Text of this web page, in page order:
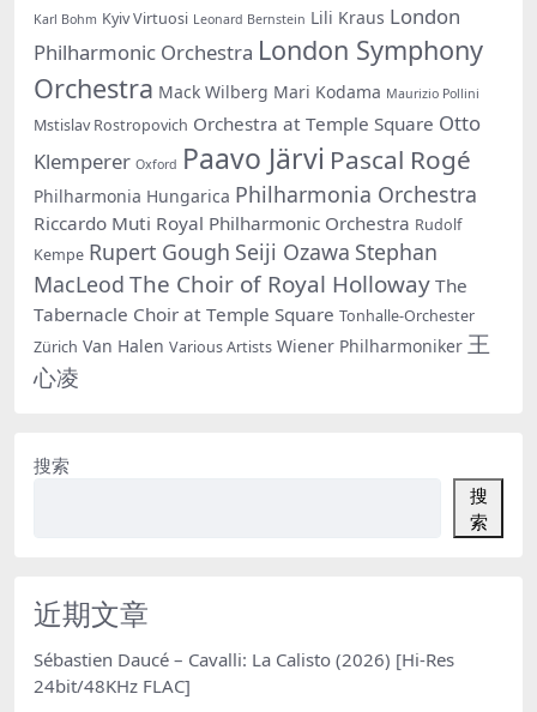
Karl Bohm Kyiv Virtuosi Leonard Bernstein Lili Kraus London
Philharmonic Orchestra London Symphony
Orchestra Mack Wilberg Mari Kodama Maurizio Pollini
Mstislav Rostropovich Orchestra at Temple Square Otto
Klemperer Oxford Paavo Järvi Pascal Rogé
Philharmonia Hungarica Philharmonia Orchestra
Riccardo Muti Royal Philharmonic Orchestra Rudolf
Kempe Rupert Gough Seiji Ozawa Stephan
MacLeod The Choir of Royal Holloway The
Tabernacle Choir at Temple Square Tonhalle-Orchester
Zürich Van Halen Various Artists Wiener Philharmoniker 王
心凌
搜索
搜
索
近期文章
Sébastien Daucé – Cavalli: La Calisto (2026) [Hi-Res
24bit/48KHz FLAC]